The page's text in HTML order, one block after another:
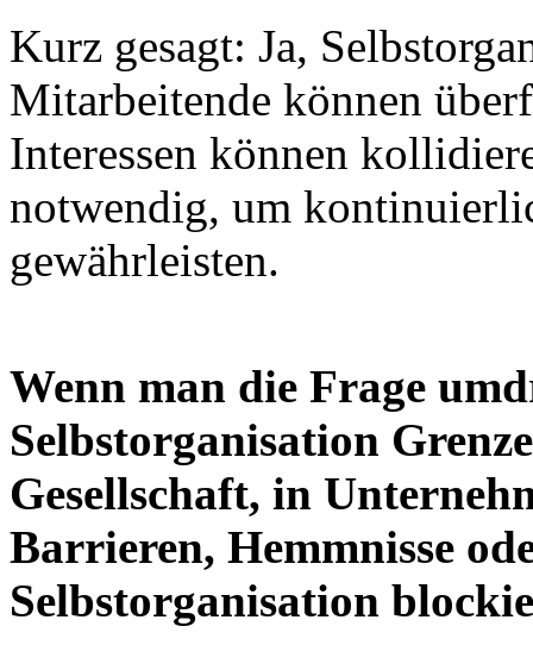
Kurz gesagt: Ja,
Mitarbeitende können
Interessen können
notwendig, um
gewährleisten.
Wenn man die Frage
Selbstorganisation
Gesellschaft, in
Barrieren, Hemmnisse
Selbstorganisation